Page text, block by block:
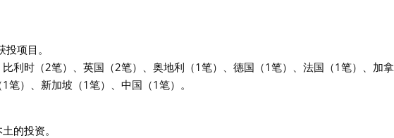
项目。
利时（2笔）、英国（2笔）、奥地利（1笔）、德国（1笔）、法国（1笔）、加拿
）、新加坡（1笔）、中国（1笔）。
的投资。